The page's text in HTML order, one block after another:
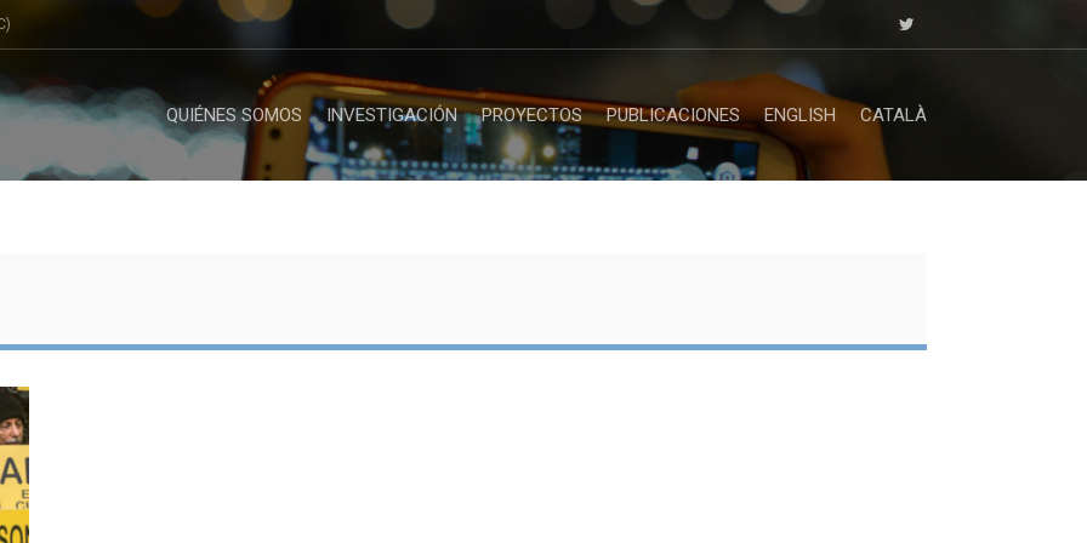
QUIÉNES SOMOS INVESTIGACIÓN PROYECTOS PUBLICACIONES ENGLISH CATALÀ